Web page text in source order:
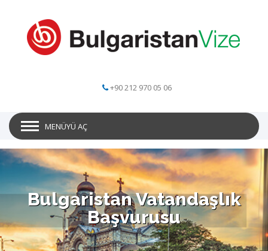
+90 212 970 05 06
MENÜYÜ AÇ
Bulgaristan Vatandaşlık
Başvurusu